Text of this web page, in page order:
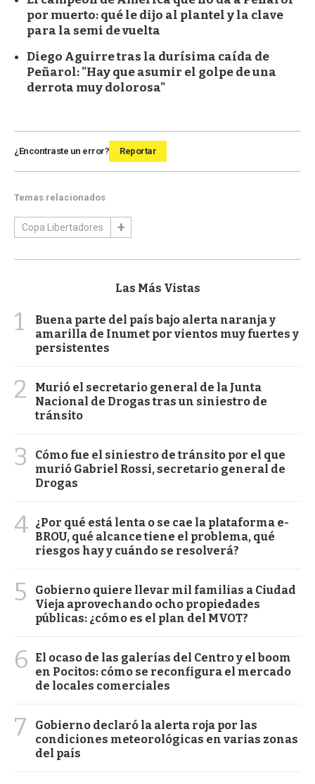
por muerto: qué le dijo al plantel y la clave
para la semi de vuelta
Diego Aguirre tras la durísima caída de
Peñarol: "Hay que asumir el golpe de una
derrota muy dolorosa"
¿Encontraste un error? Reportar
Temas relacionados
Copa Libertadores
Las Más Vistas
1
Buena parte del país bajo alerta naranja y
amarilla de Inumet por vientos muy fuertes y
persistentes
2
Murió el secretario general de la Junta
Nacional de Drogas tras un siniestro de
tránsito
3
Cómo fue el siniestro de tránsito por el que
murió Gabriel Rossi, secretario general de
Drogas
4 ¿Por qué está lenta o se cae la plataforma e-
BROU, qué alcance tiene el problema, qué
riesgos hay y cuándo se resolverá?
5
Gobierno quiere llevar mil familias a Ciudad
Vieja aprovechando ocho propiedades
públicas: ¿cómo es el plan del MVOT?
6
El ocaso de las galerías del Centro y el boom
en Pocitos: cómo se reconfigura el mercado
de locales comerciales
7
Gobierno declaró la alerta roja por las
condiciones meteorológicas en varias zonas
del país